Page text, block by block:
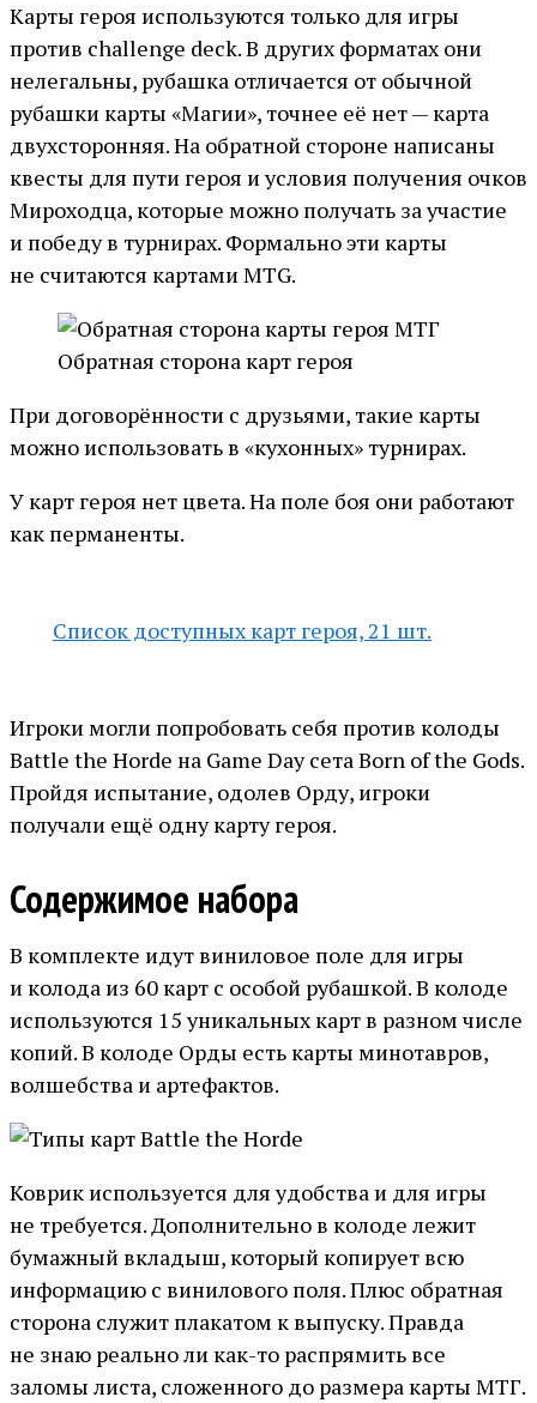
Карты героя используются только для игры
против challenge deck. В других форматах они
нелегальны, рубашка отличается от обычной
рубашки карты «Магии», точнее её нет — карта
двухсторонняя. На обратной стороне написаны
квесты для пути героя и условия получения очков
Мироходца, которые можно получать за участие
и победу в турнирах. Формально эти карты
не считаются картами MTG.
Обратная сторона карт героя
При договорённости с друзьями, такие карты
можно использовать в «кухонных» турнирах.
У карт героя нет цвета. На поле боя они работают
как перманенты.
Список доступных карт героя, 21 шт.
Игроки могли попробовать себя против колоды
Battle the Horde на Game Day сета Born of the Gods.
Пройдя испытание, одолев Орду, игроки
получали ещё одну карту героя.
Содержимое набора
В комплекте идут виниловое поле для игры
и колода из 60 карт с особой рубашкой. В колоде
используются 15 уникальных карт в разном числе
копий. В колоде Орды есть карты минотавров,
волшебства и артефактов.
Коврик используется для удобства и для игры
не требуется. Дополнительно в колоде лежит
бумажный вкладыш, который копирует всю
информацию с винилового поля. Плюс обратная
сторона служит плакатом к выпуску. Правда
не знаю реально ли как-то распрямить все
заломы листа, сложенного до размера карты МТГ.